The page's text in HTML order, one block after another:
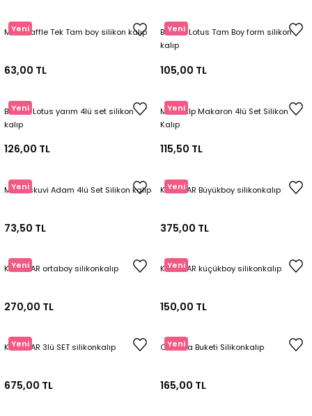
Dekorasyon Aplik Kalıpları
Mum Kabı & Mumluk Silikon Kalıpları
Pano, Tabanlık Silikon Kalıpları
Yeni
Mini Waffle Tek Tam boy silikon kalıp
63,00 TL
Yeni
Bisküvi Lotus Tam Boy form silikon
kalıp
105,00 TL
Yeni
Bisküvi Lotus yarım 4lü set silikon
kalıp
126,00 TL
Yeni
Mini Kalp Makaron 4lü Set Silikon
Kalıp
115,50 TL
Yeni
Mini Biskuvi Adam 4lü Set Silikon kalıp
73,50 TL
Yeni
KIRIK NAR Büyükboy silikonkalıp
375,00 TL
Yeni
KIRIK NAR ortaboy silikonkalıp
270,00 TL
Yeni
KIRIK NAR küçükboy silikonkalıp
150,00 TL
Yeni
KIRIK NAR 3lü SET silikonkalıp
675,00 TL
Yeni
Ortanca Buketi Silikonkalıp
165,00 TL